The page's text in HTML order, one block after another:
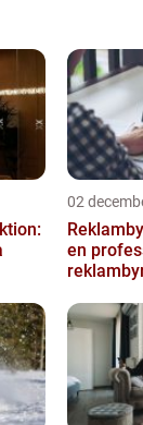
02
en